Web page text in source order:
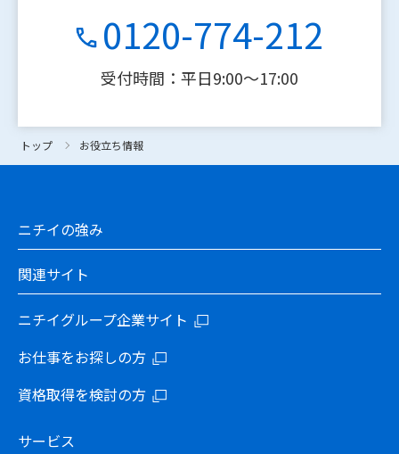
トップ お役立ち情報
0120-774-212
受付時間：平日9:00〜17:00
トップ お役立ち情報
ニチイの強み
関連サイト
ニチイグループ企業サイト
お仕事をお探しの方
資格取得を検討の方
サービス